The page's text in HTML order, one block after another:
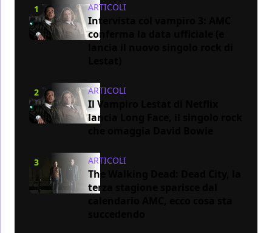
1 ARTICOLI
Intervista col vampiro 3: AMC
conferma la data ufficiale (e
2 ARTICOLI
Il Vampiro Lestat di Netflix
lancia Long Face, il singolo rock
3 ARTICOLI
The Walking Dead: Dead City, la
terza stagione sparisce dal